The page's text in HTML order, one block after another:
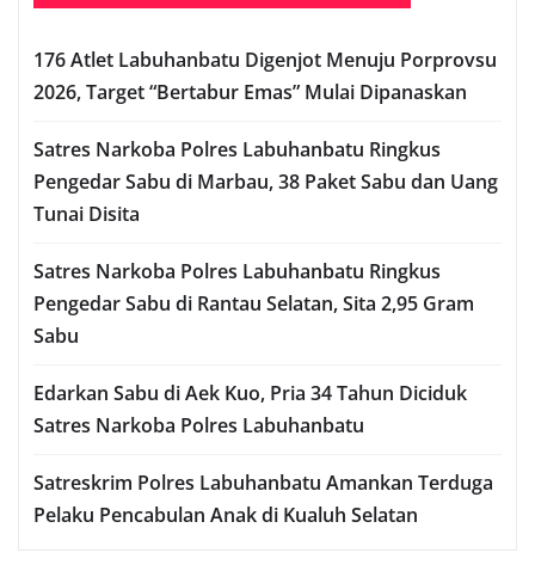
176 Atlet Labuhanbatu Digenjot Menuju Porprovsu
2026, Target “Bertabur Emas” Mulai Dipanaskan
Satres Narkoba Polres Labuhanbatu Ringkus
Pengedar Sabu di Marbau, 38 Paket Sabu dan Uang
Tunai Disita
Satres Narkoba Polres Labuhanbatu Ringkus
Pengedar Sabu di Rantau Selatan, Sita 2,95 Gram
Sabu
Edarkan Sabu di Aek Kuo, Pria 34 Tahun Diciduk
Satres Narkoba Polres Labuhanbatu
Satreskrim Polres Labuhanbatu Amankan Terduga
Pelaku Pencabulan Anak di Kualuh Selatan